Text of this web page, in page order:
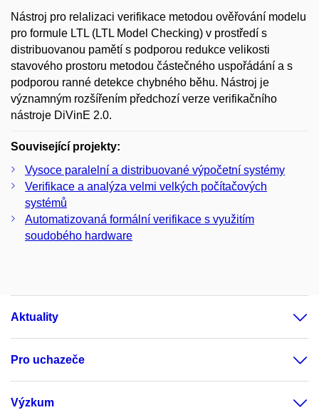
Nástroj pro relalizaci verifikace metodou ověřování modelu
pro formule LTL (LTL Model Checking) v prostředí s
distribuovanou pamětí s podporou redukce velikosti
stavového prostoru metodou částečného uspořádání a s
podporou ranné detekce chybného běhu. Nástroj je
významným rozšířením předchozí verze verifikačního
nástroje DiVinE 2.0.
Související projekty:
Vysoce paralelní a distribuované výpočetní systémy
Verifikace a analýza velmi velkých počítačových
systémů
Automatizovaná formální verifikace s využitím
soudobého hardware
Aktuality
Pro uchazeče
Výzkum